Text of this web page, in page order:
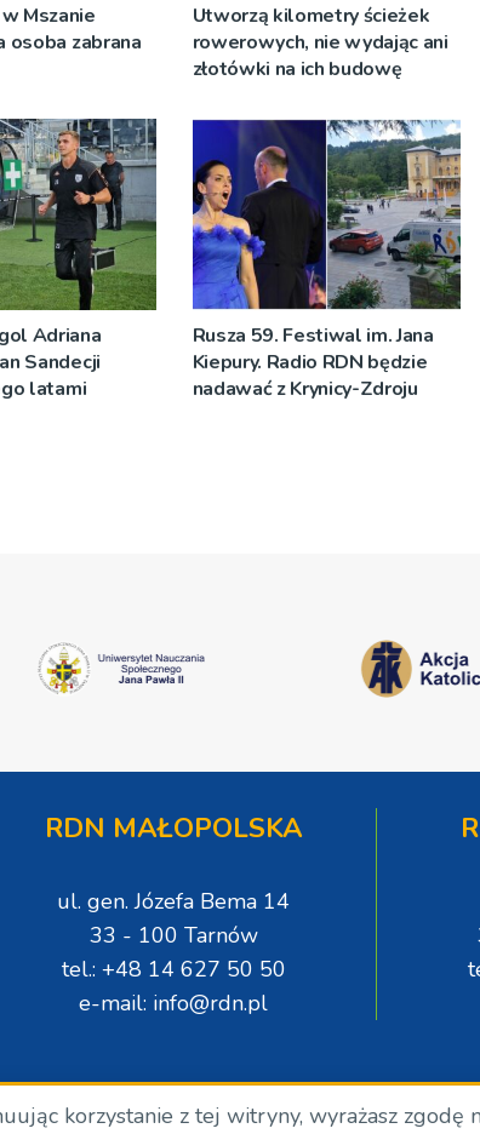
Mszanie
osoba zabrana
Utworzą kilometry ścieżek
rowerowych, nie wydając ani
złotówki na ich budowę
Adriana
Sandecji
latami
Rusza 59. Festiwal im. Jana
Kiepury. Radio RDN będzie
nadawać z Krynicy-Zdroju
RDN MAŁOPOLSKA
ul. gen. Józefa Bema 14
33 - 100 Tarnów
tel.: +48 14 627 50 50
e-mail: info@rdn.pl
2024.
korzystanie z tej witryny, wyrażasz zgodę